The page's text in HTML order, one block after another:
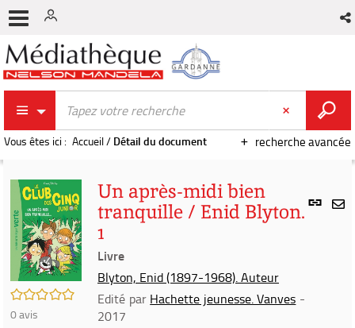
recherche avancée
Vous êtes ici : Accueil/ Détail du document
Lien
/5
0avis
Un après-midi bien
tranquille / Enid Blyton.
1
Livre
Blyton, Enid (1897-1968). Auteur
Edité par Hachette jeunesse. Vanves -
2017